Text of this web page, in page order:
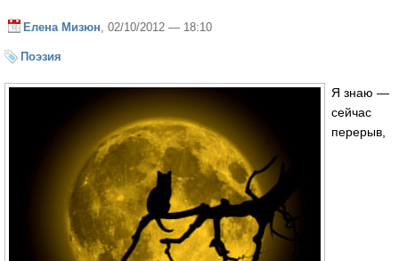
Елена Мизюн , 02/10/2012 — 18:10
Поэзия
Я знаю —
сейчас
перерыв,